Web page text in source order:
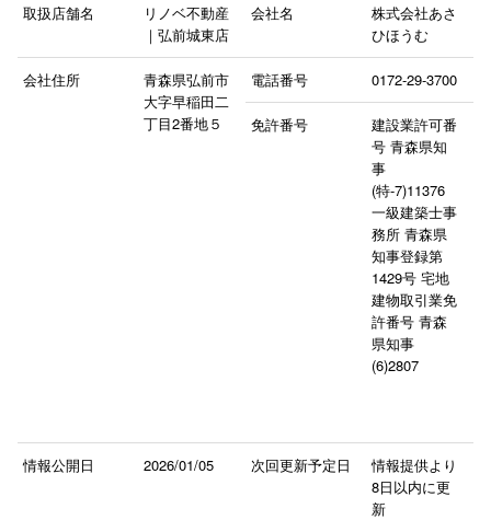
取扱店舗名
リノベ不動産
｜弘前城東店
会社名
株式会社あさ
ひほうむ
会社住所
青森県弘前市
大字早稲田二
丁目2番地５
電話番号 0172-29-3700
免許番号
建設業許可番
号 青森県知
事
(特-7)11376
一級建築士事
務所 青森県
知事登録第
1429号 宅地
建物取引業免
許番号 青森
県知事
(6)2807
情報公開日 2026/01/05 次回更新予定日
情報提供より
8日以内に更
新